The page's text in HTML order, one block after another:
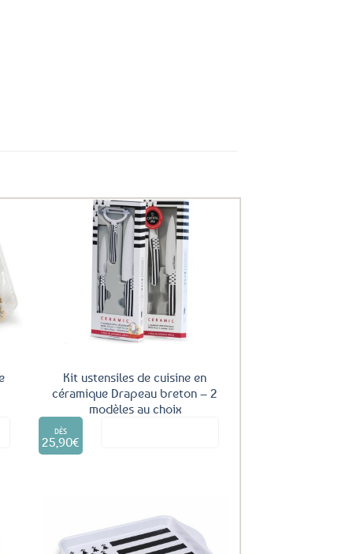
Kit ustensiles de cuisine en
céramique Drapeau breton – 2
modèles au choix
DÈS
25,90€
Ce
peuvent
Ajouter